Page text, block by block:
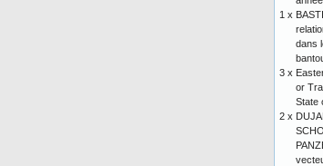
1 x
dans
3 x
or
State
2 x